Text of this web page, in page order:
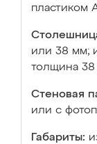
пластиком
или 38 мм;
толщина
Стеновая
или с
Габариты: